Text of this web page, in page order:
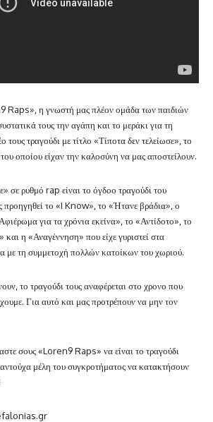
Raps», η γνωστή μας πλέον ομάδα των παιδιών
τους την αγάπη και το μεράκι για τη
τους τραγούδι με τίτλο «Τίποτα δεν τελείωσε», το
οποίου είχαν την καλοσύνη να μας αποστείλουν.
σε ρυθμό rap είναι το όγδοο τραγούδι του
προηγηθεί το «I Know», το «Ήτανε βράδια», ο
για τα χρόνια εκείνα», το «Αντίδοτο», το
και η «Αναγέννηση» που είχε γυριστεί στα
με τη συμμετοχή πολλών κατοίκων του χωριού.
το τραγούδι τους αναφέρεται στο χρονο που
Για αυτό και μας προτρέπουν να μην τον
σους «Loren9 Raps» να είναι το τραγούδι
μέλη του συγκροτήματος να κατακτήσουν